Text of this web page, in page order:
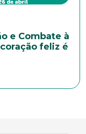
e Combate à
feliz é